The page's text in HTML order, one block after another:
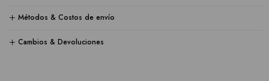
Métodos & Costos de envío
Cambios & Devoluciones